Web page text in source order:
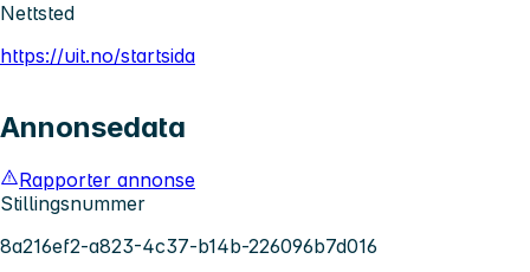
Nettsted
https://uit.no/startsida
Annonsedata
Rapporter annonse
Stillingsnummer
8a216ef2-a823-4c37-b14b-226096b7d016